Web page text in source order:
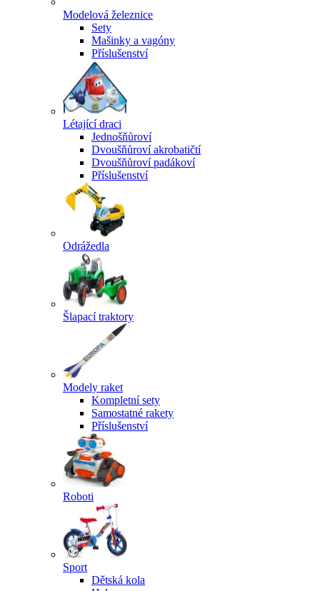
Modelová železnice
Sety
Mašinky a vagóny
Příslušenství
Létající draci
Jednošňůroví
Dvoušňůroví akrobatičtí
Dvoušňůroví padákoví
Příslušenství
Odrážedla
Šlapací traktory
Modely raket
Kompletní sety
Samostatné rakety
Příslušenství
Roboti
Sport
Dětská kola